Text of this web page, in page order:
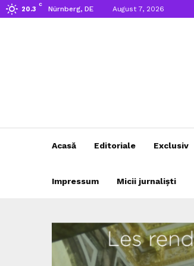
20.3
C
Nürnberg, DE August 7, 2026
Acasă Editoriale Exclusiv
Impressum Micii jurnaliști